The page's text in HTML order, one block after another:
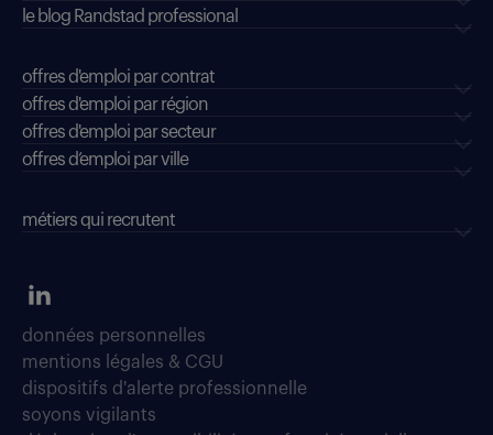
le blog Randstad professional
offres d'emploi par contrat
offres d'emploi par région
offres d'emploi par secteur
offres d’emploi par ville
métiers qui recrutent
données personnelles
mentions légales & CGU
dispositifs d'alerte professionnelle
soyons vigilants